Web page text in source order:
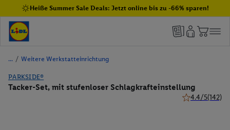
Heiße Summer Sale Deals: Jetzt online bis zu -66% sparen!
/ Weitere Werkstatteinrichtung
PARKSIDE®
Tacker-Set, mit stufenloser Schlagkrafteinstellung
4.4/5(142)